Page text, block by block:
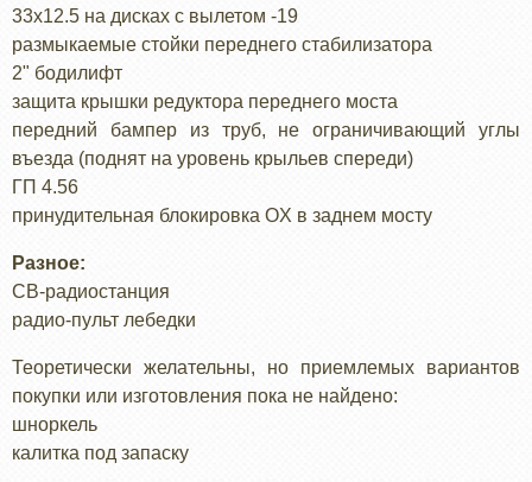
33x12.5 на дисках с вылетом -19
размыкаемые стойки переднего стабилизатора
2" бодилифт
защита крышки редуктора переднего моста
передний бампер из труб, не ограничивающий углы
въезда (поднят на уровень крыльев спереди)
ГП 4.56
принудительная блокировка OX в заднем мосту
Разное:
CB-радиостанция
радио-пульт лебедки
Теоретически желательны, но приемлемых вариантов
покупки или изготовления пока не найдено:
шноркель
калитка под запаску